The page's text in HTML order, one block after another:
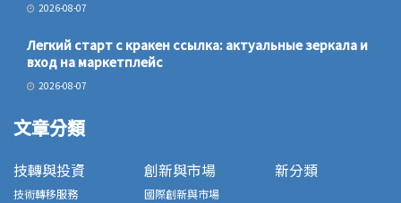
2026-08-07
Легкий старт с кракен ссылка: актуальные зеркала и
вход на маркетплейс
2026-08-07
文章分類
技轉與投資
技術轉移服務
創新與市場
國際創新與市場
新分類